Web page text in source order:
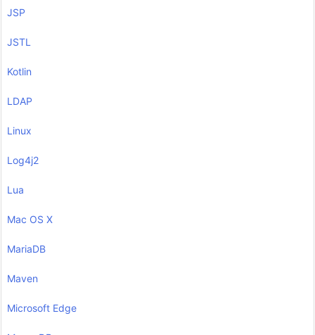
JSP
JSTL
Kotlin
LDAP
Linux
Log4j2
Lua
Mac OS X
MariaDB
Maven
Microsoft Edge